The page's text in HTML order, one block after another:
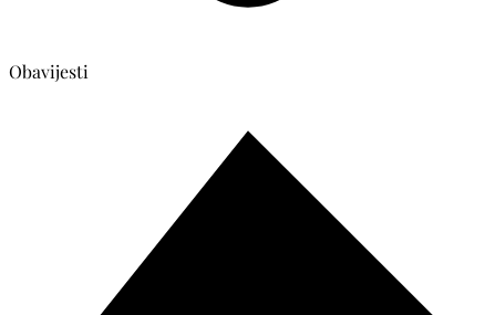
Obavijesti